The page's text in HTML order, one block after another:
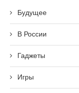
Будущее
В России
Гаджеты
Игры